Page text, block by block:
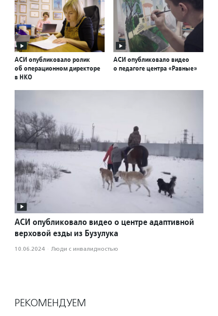
АСИ опубликовало ролик
об операционном директоре
в НКО
АСИ опубликовало видео
о педагоге центра «Равные»
АСИ опубликовало видео о центре адаптивной
верховой езды из Бузулука
10.06.2024 · Люди с инвалидностью
РЕКОМЕНДУЕМ